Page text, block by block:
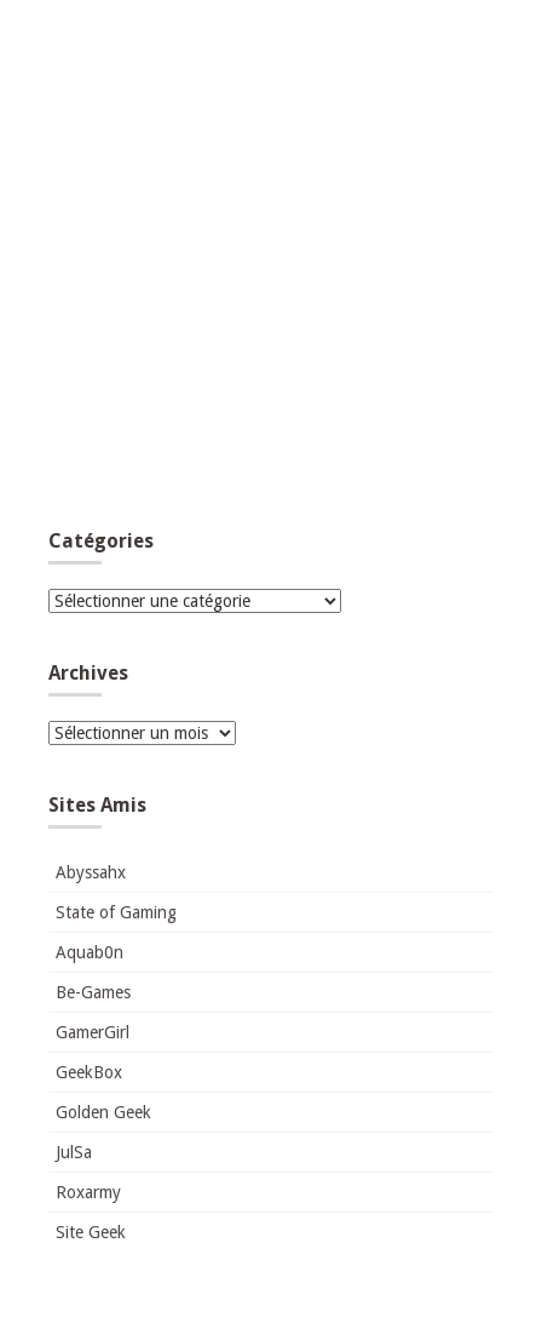
Catégories
Catégories
Archives
Archives
Sites Amis
Abyssahx
State of Gaming
Aquab0n
Be-Games
GamerGirl
GeekBox
Golden Geek
JulSa
Roxarmy
Site Geek